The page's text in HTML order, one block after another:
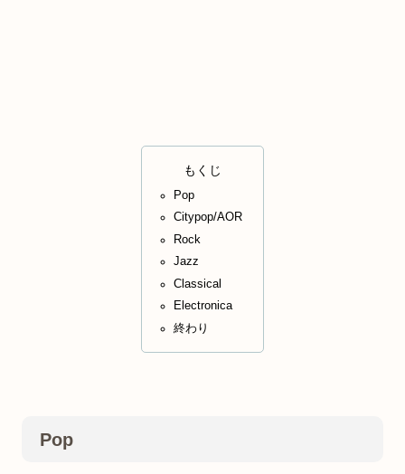
もくじ
Pop
Citypop/AOR
Rock
Jazz
Classical
Electronica
終わり
Pop